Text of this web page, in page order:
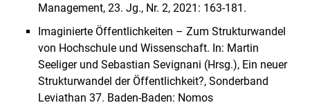
Management, 23. Jg., Nr. 2, 2021: 163-181.
Imaginierte Öffentlichkeiten – Zum Strukturwandel
von Hochschule und Wissenschaft. In: Martin
Seeliger und Sebastian Sevignani (Hrsg.), Ein neuer
Strukturwandel der Öffentlichkeit?, Sonderband
Leviathan 37. Baden-Baden: Nomos